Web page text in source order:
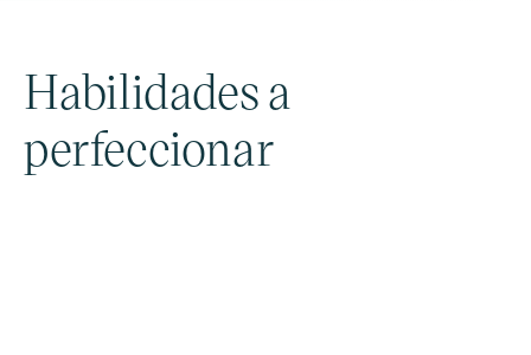
Habilidades a
perfeccionar